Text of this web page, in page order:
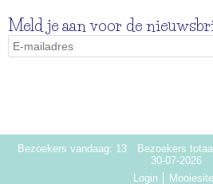
Meld je aan voor de
Bezoekers vandaag: 13 Bezoekers
30-07-2026
Login